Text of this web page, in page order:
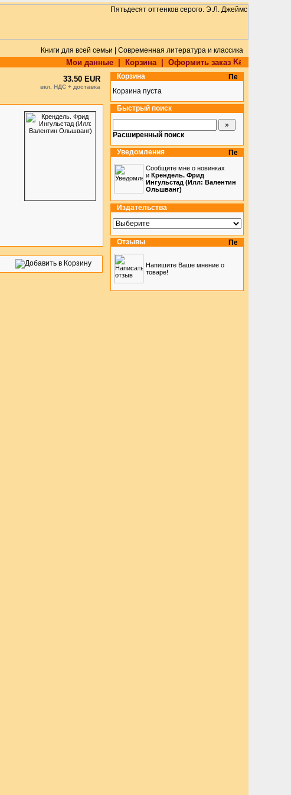
Книги для всей семьи | Современная литература и классика
Мои данные Корзина| Оформить заказ
33.50 EUR
вкл. НДС + доставка
Корзина
Корзина пуста
Быстрый поиск
Расширенный поиск
Уведомления
Сообщите мне о новинках
и Крендель. Фрид
Ингульстад (Илл: Валентин
Ольшванг)
Издательства
Отзывы
Напишите Ваше мнение о
товаре!